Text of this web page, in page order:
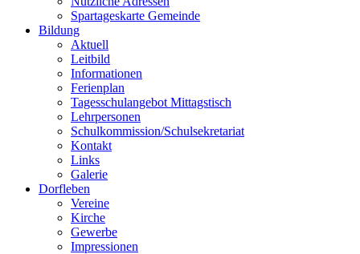
Spartageskarte Gemeinde
Bildung
Aktuell
Leitbild
Informationen
Ferienplan
Tagesschulangebot Mittagstisch
Lehrpersonen
Schulkommission/Schulsekretariat
Kontakt
Links
Galerie
Dorfleben
Vereine
Kirche
Gewerbe
Impressionen